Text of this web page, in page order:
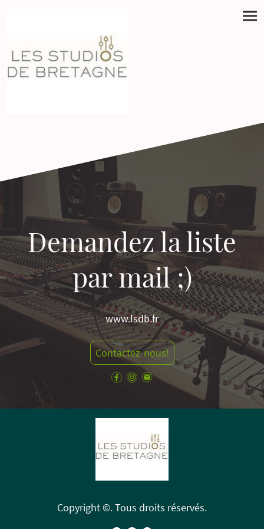
Demandez la liste
par mail ;)
www.lsdb.fr
Contactez-nous!
Copyright ©. Tous droits réservés.